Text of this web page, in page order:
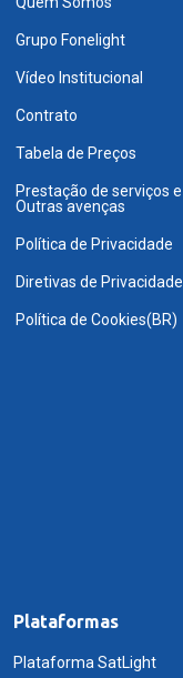
Grupo Fonelight
Vídeo Institucional
Contrato
Tabela de Preços
Prestação de serviços e
Outras avenças
Política de Privacidade
Diretivas de Privacidade
Política de Cookies(BR)
Plataformas
Plataforma SatLight